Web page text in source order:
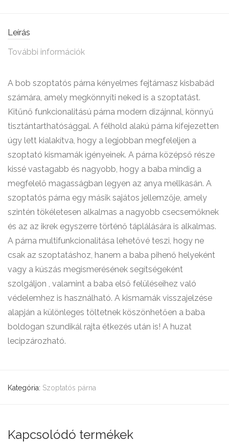
Leírás
További információk
A bob szoptatós párna kényelmes fejtámasz kisbabád
számára, amely megkönnyíti neked is a szoptatást.
Kitűnő funkcionalitású párna modern dizájnnal, könnyű
tisztántarthatósággal. A félhold alakú párna kifejezetten
úgy lett kialakítva, hogy a legjobban megfeleljen a
szoptató kismamák igényeinek. A párna középső része
kissé vastagabb és nagyobb, hogy a baba mindig a
megfelelő magasságban legyen az anya mellkasán. A
szoptatós párna egy másik sajátos jellemzője, amely
szintén tökéletesen alkalmas a nagyobb csecsemőknek
és az az ikrek egyszerre történő táplálására is alkalmas.
A párna multifunkcionalitása lehetővé teszi, hogy ne
csak az szoptatáshoz, hanem a baba pihenő helyeként
vagy a kúszás megismerésének segítségeként
szolgáljon , valamint a baba első felüléseihez való
védelemhez is használható. A kismamák visszajelzése
alapján a különleges töltetnek köszönhetően a baba
boldogan szundikál rajta étkezés után is! A huzat
lecipzározható.
Kategória: Szoptatós párna
Kapcsolódó termékek